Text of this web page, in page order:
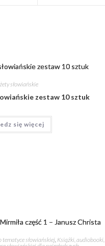
słowiańskie
zestaw 10 sztuk
się więcej
tematyce słowiańskiej, Książki, audiobooki,